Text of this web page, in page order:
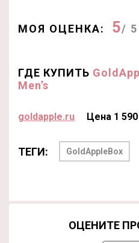
МОЯ ОЦЕНКА: 5/ 5
ГДЕ КУПИТЬ
Men’s
goldapple.ru Цена 1 590
ТЕГИ: GoldAppleBox
ОЦЕНИТЕ